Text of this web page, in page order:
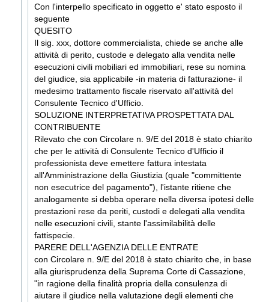
Con l'interpello specificato in oggetto e' stato esposto il
seguente
QUESITO
Il sig. xxx, dottore commercialista, chiede se anche alle
attività di perito, custode e delegato alla vendita nelle
esecuzioni civili mobiliari ed immobiliari, rese su nomina
del giudice, sia applicabile -in materia di fatturazione- il
medesimo trattamento fiscale riservato all'attività del
Consulente Tecnico d'Ufficio.
SOLUZIONE INTERPRETATIVA PROSPETTATA DAL
CONTRIBUENTE
Rilevato che con Circolare n. 9/E del 2018 è stato chiarito
che per le attività di Consulente Tecnico d'Ufficio il
professionista deve emettere fattura intestata
all'Amministrazione della Giustizia (quale "committente
non esecutrice del pagamento"), l'istante ritiene che
analogamente si debba operare nella diversa ipotesi delle
prestazioni rese da periti, custodi e delegati alla vendita
nelle esecuzioni civili, stante l'assimilabilità delle
fattispecie.
PARERE DELL'AGENZIA DELLE ENTRATE
con Circolare n. 9/E del 2018 è stato chiarito che, in base
alla giurisprudenza della Suprema Corte di Cassazione,
"in ragione della finalità propria della consulenza di
aiutare il giudice nella valutazione degli elementi che